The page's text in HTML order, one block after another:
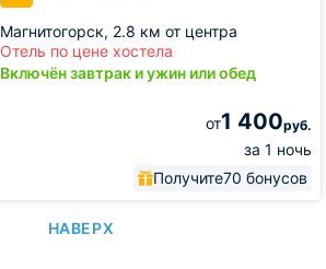
Магнитогорск, 2.8 км от центра
Отель по цене хостела
Включён завтрак и ужин или обед
от1 400руб.
за 1 ночь
Получите70 бонусов
НАВЕРХ